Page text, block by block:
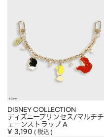
DISNEY COLLECTION
ディズニープリンセス/マルチチ
ェーンストラップ A
¥ 3,190 税込